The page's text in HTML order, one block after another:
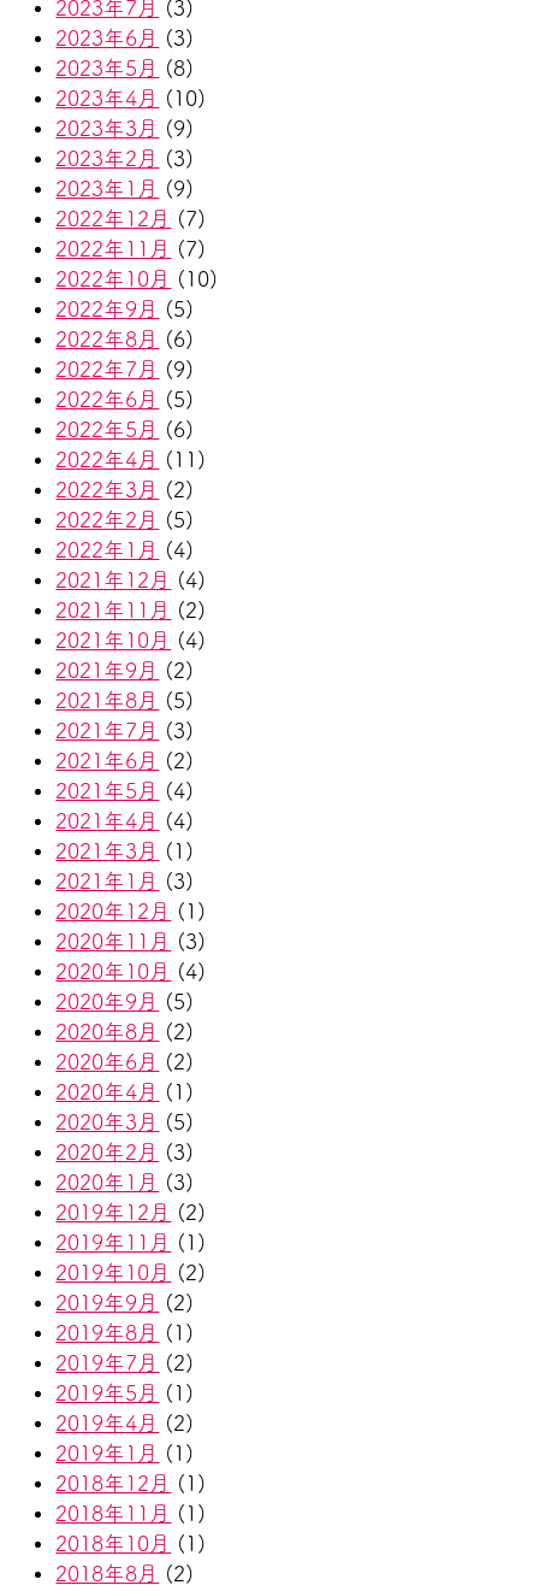
2023年7月
(3)
2023年6月
(3)
2023年5月
(8)
2023年4月
(10)
2023年3月
(9)
2023年2月
(3)
2023年1月
(9)
2022年12月
(7)
2022年11月
(7)
2022年10月
(10)
2022年9月
(5)
2022年8月
(6)
2022年7月
(9)
2022年6月
(5)
2022年5月
(6)
2022年4月
(11)
2022年3月
(2)
2022年2月
(5)
2022年1月
(4)
2021年12月
(4)
2021年11月
(2)
2021年10月
(4)
2021年9月
(2)
2021年8月
(5)
2021年7月
(3)
2021年6月
(2)
2021年5月
(4)
2021年4月
(4)
2021年3月
(1)
2021年1月
(3)
2020年12月
(1)
2020年11月
(3)
2020年10月
(4)
2020年9月
(5)
2020年8月
(2)
2020年6月
(2)
2020年4月
(1)
2020年3月
(5)
2020年2月
(3)
2020年1月
(3)
2019年12月
(2)
2019年11月
(1)
2019年10月
(2)
2019年9月
(2)
2019年8月
(1)
2019年7月
(2)
2019年5月
(1)
2019年4月
(2)
2019年1月
(1)
2018年12月
(1)
2018年11月
(1)
2018年10月
(1)
2018年8月
(2)